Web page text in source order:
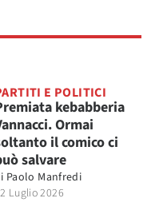
E POLITICI
kebabberia
Ormai
il comico ci
salvare
Paolo Manfredi
Luglio 2026